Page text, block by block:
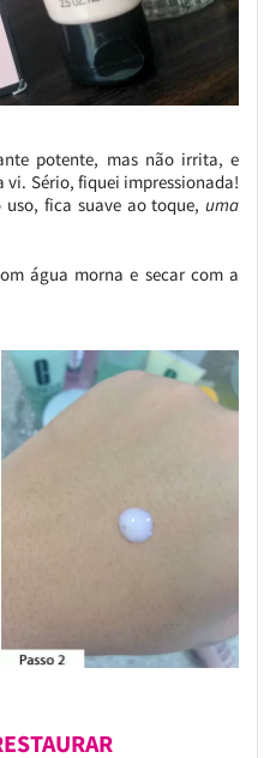
potente, mas não irrita, e
Sério, fiquei impressionada!
uso, fica suave ao toque,uma
água morna e secar com a